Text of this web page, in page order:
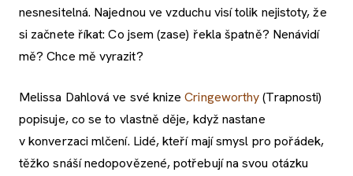
nesnesitelná. Najednou ve vzduchu visí tolik nejistoty, že
si začnete říkat: Co jsem (zase) řekla špatně? Nenávidí
mě? Chce mě vyrazit?
Melissa Dahlová ve své knizeCringeworthy(Trapnosti)
popisuje, co se to vlastně děje, když nastane
v konverzaci mlčení. Lidé, kteří mají smysl pro pořádek,
těžko snáší nedopovězené, potřebují na svou otázku